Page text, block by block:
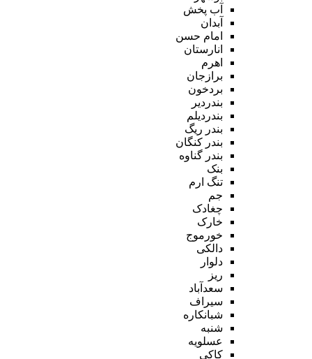
آب پخش
آبدان
امام حسن
انارستان
اهرم
برازجان
بردخون
بندردیر
بندردیلم
بندر ریگ
بندر کنگان
بندر گناوه
بنک
تنگ ارم
جم
چغادک
خارک
خورموج
دالکی
دلوار
ریز
سعدآباد
سیراف
شبانکاره
شنبه
عسلویه
کاکی